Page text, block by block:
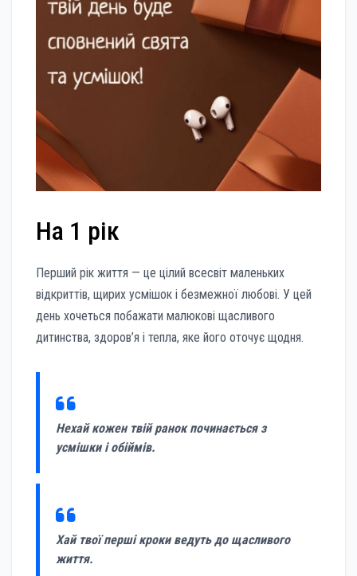
На 1 рік
Перший рік життя — це цілий всесвіт маленьких
відкриттів, щирих усмішок і безмежної любові. У цей
день хочеться побажати малюкові щасливого
дитинства, здоров’я і тепла, яке його оточує щодня.
Нехай кожен твій ранок починається з
усмішки і обіймів.
Хай твої перші кроки ведуть до щасливого
життя.